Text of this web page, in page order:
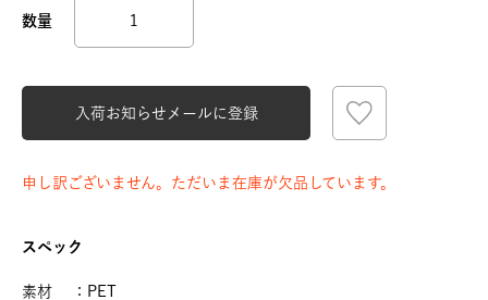
入荷お知らせメールに登録
申し訳ございません。ただいま在庫が欠品しています。
スペック
素材 ：PET